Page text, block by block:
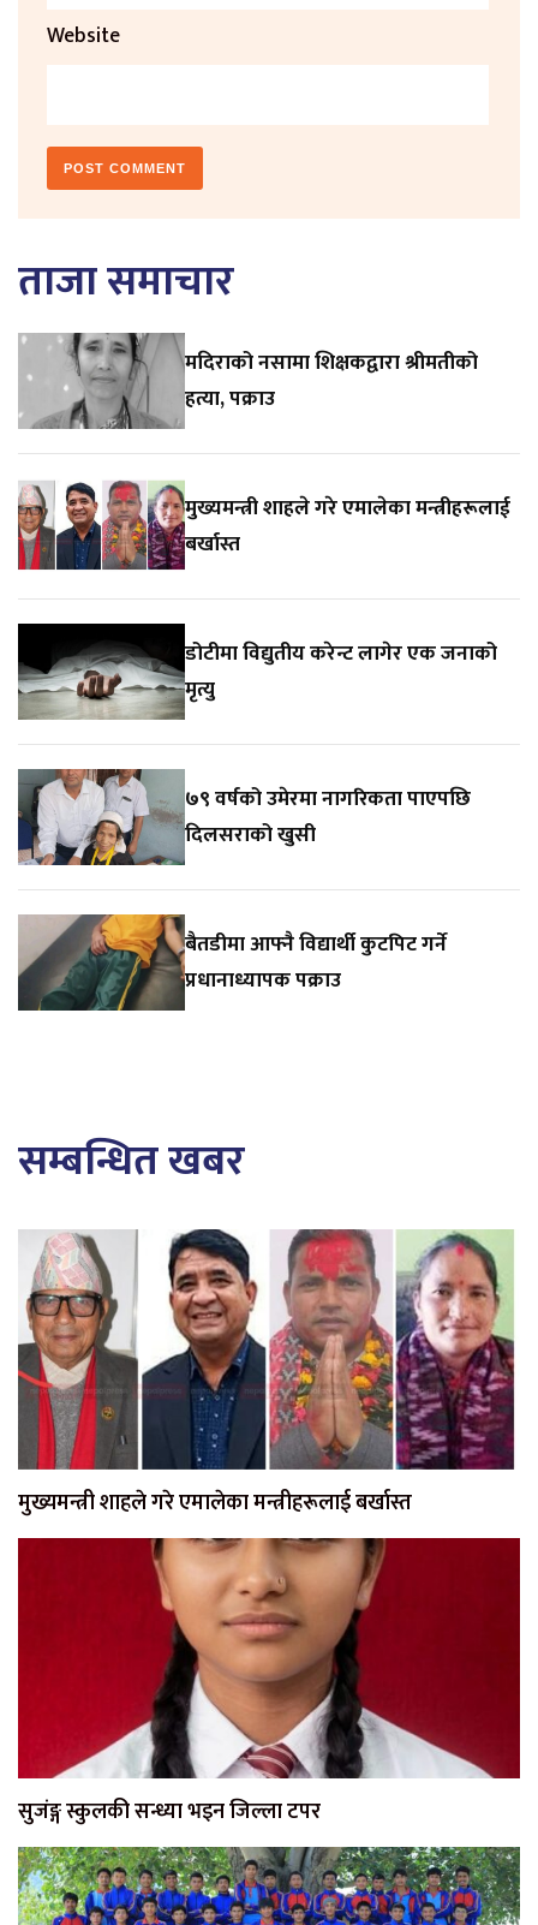
Website
ताजा समाचार
मदिराको नसामा शिक्षकद्वारा श्रीमतीको
हत्या, पक्राउ
मुख्यमन्त्री शाहले गरे एमालेका मन्त्रीहरूलाई
बर्खास्त
डोटीमा विद्युतीय करेन्ट लागेर एक जनाको
मृत्यु
७९ वर्षको उमेरमा नागरिकता पाएपछि
दिलसराको खुसी
बैतडीमा आफ्नै विद्यार्थी कुटपिट गर्ने
प्रधानाध्यापक पक्राउ
सम्बन्धित खबर
मुख्यमन्त्री शाहले गरे एमालेका मन्त्रीहरूलाई बर्खास्त
सुजंङ्ग स्कुलकी सन्ध्या भइन जिल्ला टपर